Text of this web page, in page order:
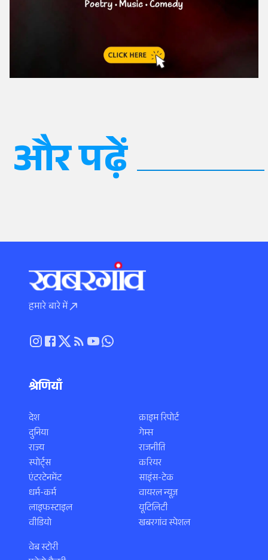
और पढ़ें
हमारे बारे में
श्रेणियाँ
देश
दुनिया
राज्य
स्पोर्ट्स
एंटरटेनमेंट
धर्म-कर्म
लाइफस्टाइल
वीडियो
क्राइम रिपोर्ट
गेम्स
राजनीति
करियर
साइंस-टेक
वायरल न्यूज़
यूटिलिटी
खबरगांव स्पेशल
वेब स्टोरी